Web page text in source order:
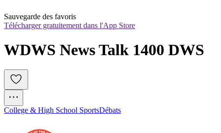
Sauvegarde des favoris
Télécharger gratuitement dans l'App Store
WDWS News Talk 1400 DWS
College & High School SportsDébats